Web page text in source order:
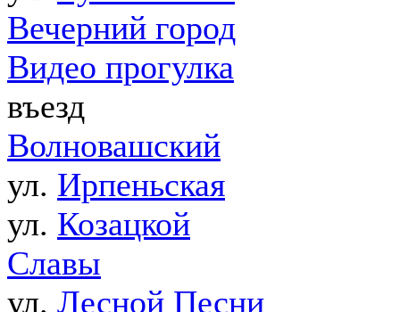
Вечерний город
Видео прогулка
въезд
Волновашский
ул. Ирпеньская
ул. Козацкой
Славы
ул. Лесной Песни